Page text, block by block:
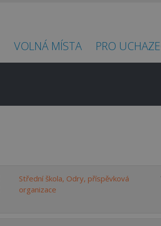
VOLNÁ MÍSTA PRO
Střední škola, Odry, příspěvková
organizace